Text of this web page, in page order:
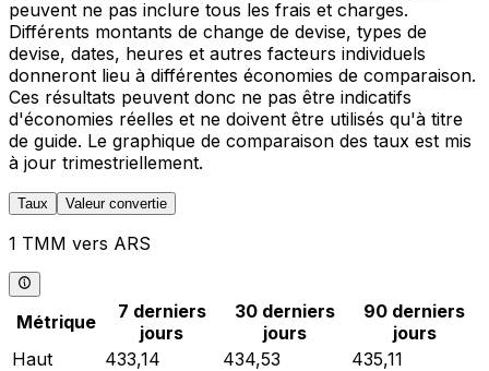
peuvent ne pas inclure tous les frais et charges.
Différents montants de change de devise, types de
devise, dates, heures et autres facteurs individuels
donneront lieu à différentes économies de comparaison.
Ces résultats peuvent donc ne pas être indicatifs
d'économies réelles et ne doivent être utilisés qu'à titre
de guide. Le graphique de comparaison des taux est mis
à jour trimestriellement.
Taux Valeur convertie
1 TMM vers ARS
Métrique
7 derniers
jours
30 derniers
jours
90 derniers
jours
Haut
433,14 434,53
435,11